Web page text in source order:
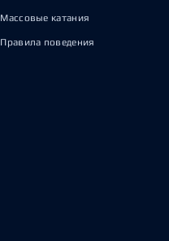
Массовые катания
Правила поведения